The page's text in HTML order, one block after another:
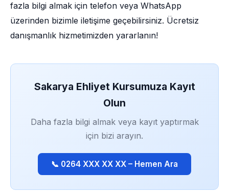
fazla bilgi almak için telefon veya WhatsApp
üzerinden bizimle iletişime geçebilirsiniz. Ücretsiz
danışmanlık hizmetimizden yararlanın!
Sakarya Ehliyet Kursumuza Kayıt
Olun
Daha fazla bilgi almak veya kayıt yaptırmak
için bizi arayın.
📞 0264 XXX XX XX – Hemen Ara